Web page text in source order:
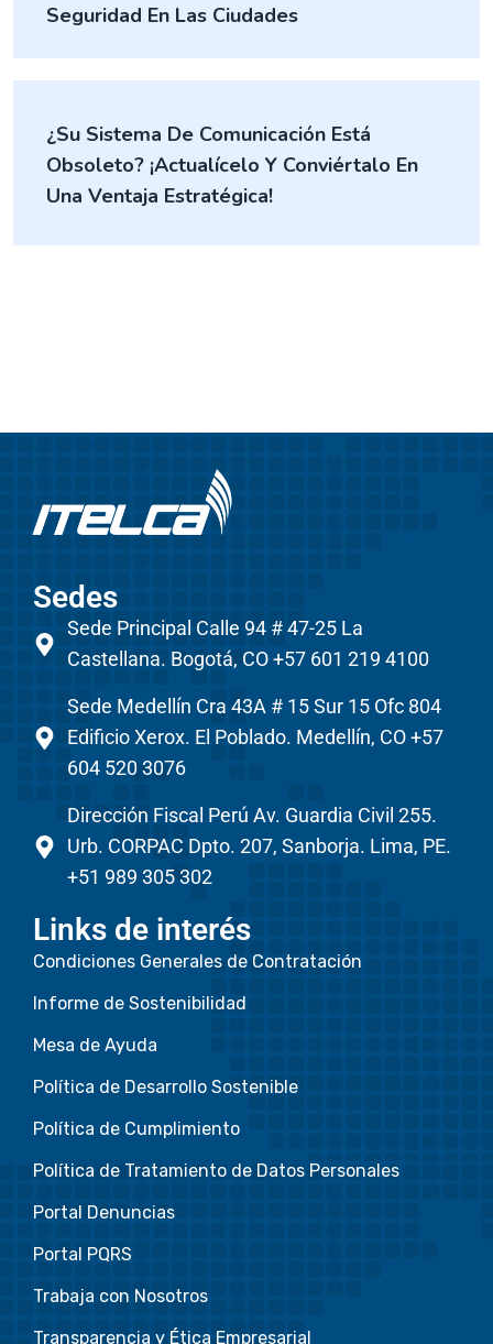
Seguridad En Las Ciudades
¿Su Sistema De Comunicación Está
Obsoleto? ¡Actualícelo Y Conviértalo En
Una Ventaja Estratégica!
Sedes
Sede Principal Calle 94 # 47-25 La
Castellana. Bogotá, CO +57 601 219 4100
Sede Medellín Cra 43A # 15 Sur 15 Ofc 804
Edificio Xerox. El Poblado. Medellín, CO +57
604 520 3076
Dirección Fiscal Perú Av. Guardia Civil 255.
Urb. CORPAC Dpto. 207, Sanborja. Lima, PE.
+51 989 305 302
Links de interés
Condiciones Generales de Contratación
Informe de Sostenibilidad
Mesa de Ayuda
Política de Desarrollo Sostenible
Política de Cumplimiento
Política de Tratamiento de Datos Personales
Portal Denuncias
Portal PQRS
Trabaja con Nosotros
Transparencia y Ética Empresarial